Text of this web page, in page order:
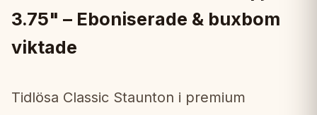
3.75" – Eboniserade & buxbom
viktade
Tidlösa Classic Staunton i premium